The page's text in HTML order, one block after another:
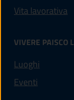
Vita lavorativa
VIVERE PAISCO
Luoghi
Eventi